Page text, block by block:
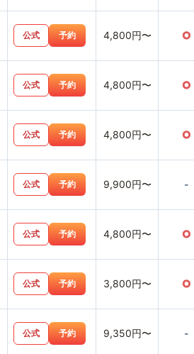
公式 予約 4,800円〜 ○
公式 予約 4,800円〜 ○
公式 予約 4,800円〜 ○
公式 予約 9,900円〜 -
公式 予約 4,800円〜 ○
公式 予約 3,800円〜 ○
公式 予約 9,350円〜 -